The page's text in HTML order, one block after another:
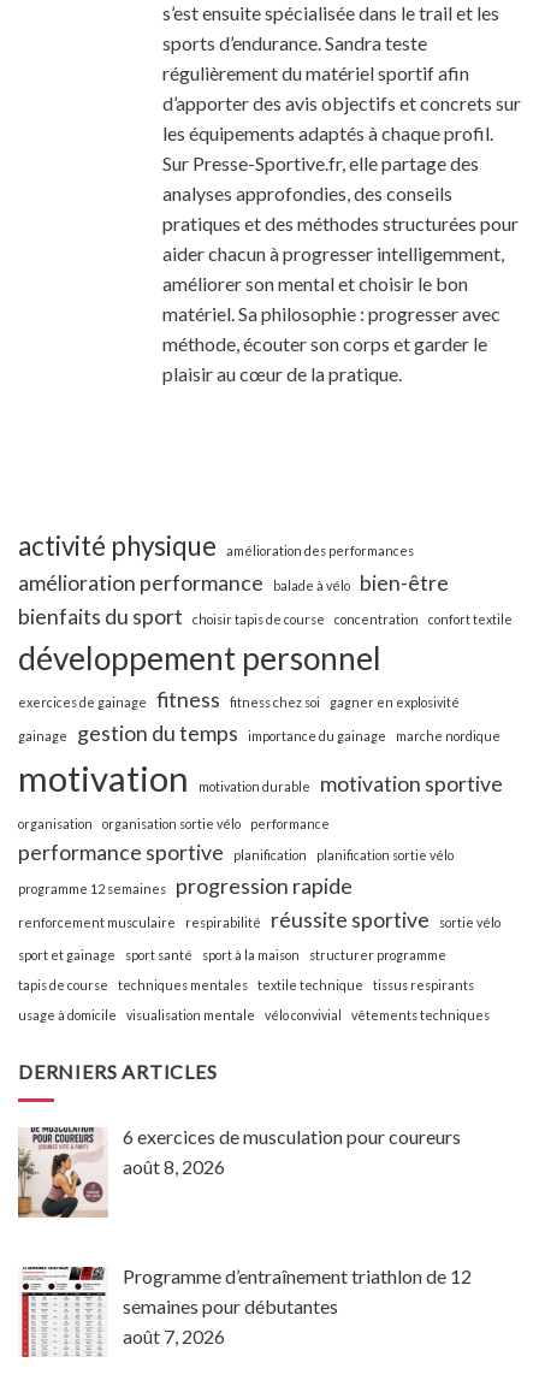
s’est ensuite spécialisée dans le trail et les
sports d’endurance. Sandra teste
régulièrement du matériel sportif afin
d’apporter des avis objectifs et concrets sur
les équipements adaptés à chaque profil.
Sur Presse-Sportive.fr, elle partage des
analyses approfondies, des conseils
pratiques et des méthodes structurées pour
aider chacun à progresser intelligemment,
améliorer son mental et choisir le bon
matériel. Sa philosophie : progresser avec
méthode, écouter son corps et garder le
plaisir au cœur de la pratique.
activité physique amélioration des performances
amélioration performance balade à vélo
bien-être
bienfaits du sport
choisir tapis de course concentration confort textile
développement personnel
exercices de gainage fitness fitness chez soi gagner en explosivité
gainage gestion du temps importance du gainage marche nordique
motivation motivation durable motivation sportive
organisation organisation sortie vélo performance
performance sportive planification planification sortie vélo
programme 12 semaines progression rapide
renforcement musculaire respirabilité réussite sportive sortie vélo
sport et gainage sport santé sport à la maison
structurer programme
tapis de course
techniques mentales textile technique
tissus respirants
usage à domicile
visualisation mentale vélo convivial vêtements techniques
DERNIERS ARTICLES
6 exercices de musculation pour coureurs
août 8, 2026
Programme d’entraînement triathlon de 12
semaines pour débutantes
août 7, 2026